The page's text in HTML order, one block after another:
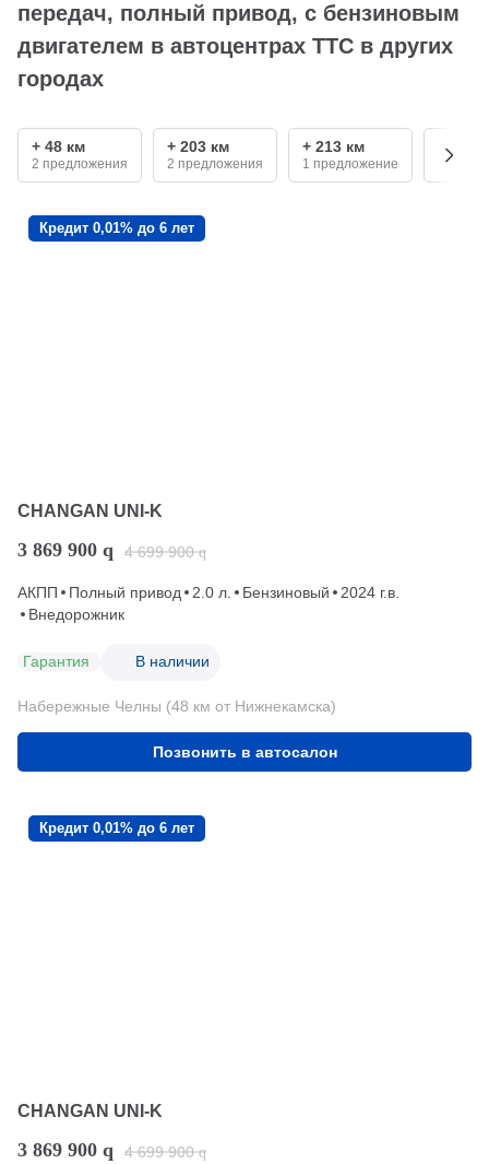
передач, полный привод, с бензиновым
двигателем в автоцентрах ТТС в других
городах
+ 48 км
2 предложения
+ 203 км
2 предложения
+ 213 км
1 предложение
+ 340
1
Кредит 0,01% до 6 лет
CHANGAN UNI-K
3 869 900 q 4 699 900 q
АКПП Полный привод 2.0 л. Бензиновый
2024 г.в.
Внедорожник
Гарантия В наличии
Набережные Челны (48 км от Нижнекамска)
Позвонить в автосалон
Кредит 0,01% до 6 лет
CHANGAN UNI-K
3 869 900 q 4 699 900 q